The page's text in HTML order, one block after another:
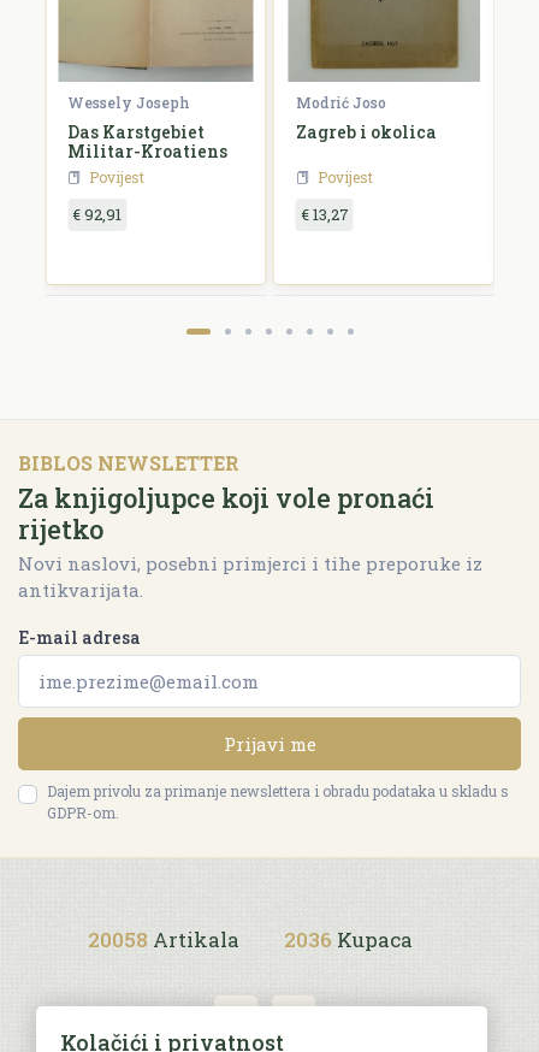
Wessely Joseph
Das Karstgebiet
Militar-Kroatiens
Povijest
€ 92,91
Modrić Joso
Zagreb i okolica
Povijest
€ 13,27
BIBLOS NEWSLETTER
Za knjigoljupce koji vole pronaći
rijetko
Novi naslovi, posebni primjerci i tihe preporuke iz
antikvarijata.
E-mail adresa
Prijavi me
Dajem privolu za primanje newslettera i obradu podataka u skladu s
GDPR-om.
20058 Artikala 2036 Kupaca
Kolačići i privatnost